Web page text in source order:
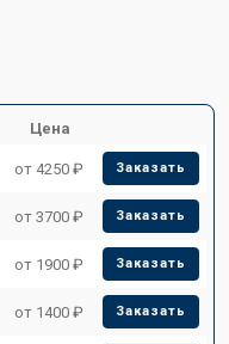
Цена
от 4250 ₽ Заказать
от 3700 ₽ Заказать
от 1900 ₽ Заказать
от 1400 ₽ Заказать